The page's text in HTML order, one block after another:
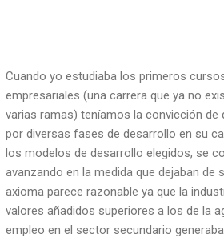
Cuando yo estudiaba los primeros
empresariales (una carrera que ya no
varias ramas) teníamos la convicción de
por diversas fases de desarrollo en su
los modelos de desarrollo elegidos, se
avanzando en la medida que dejaban de
axioma parece razonable ya que la
valores añadidos superiores a los de la
empleo en el sector secundario